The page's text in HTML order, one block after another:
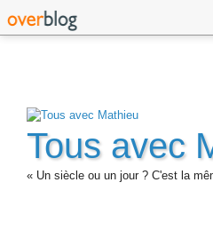
Tous avec
« Un siècle ou un jour ? C'est la